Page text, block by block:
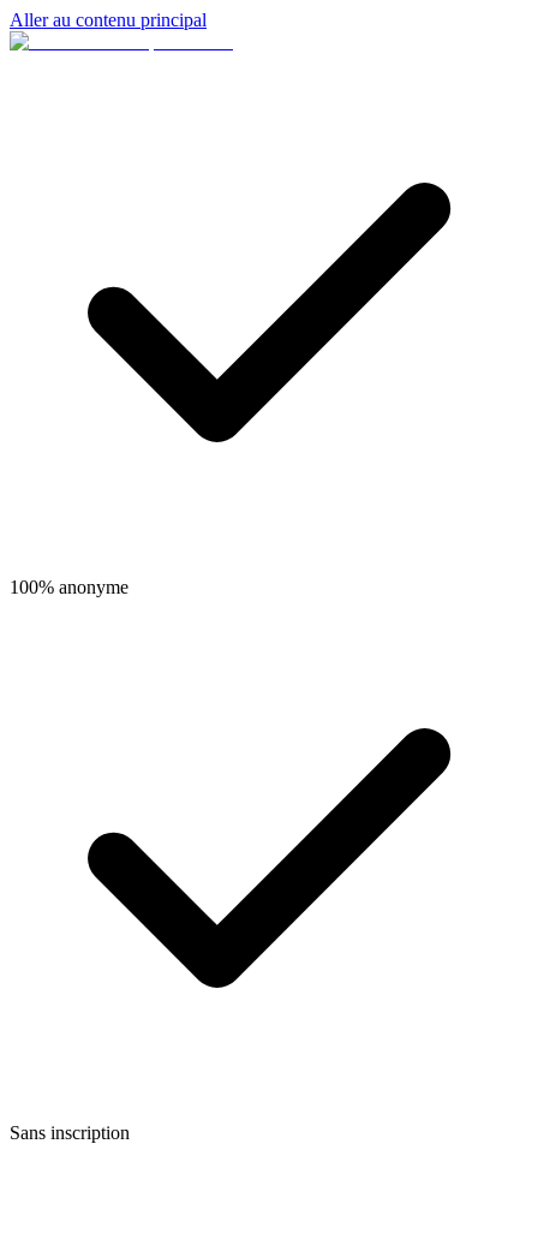
Aller au contenu principal
100% anonyme
Sans inscription